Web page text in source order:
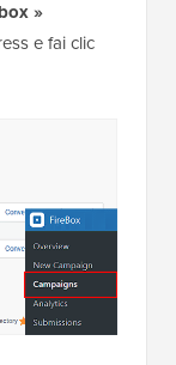
»
e fai clic